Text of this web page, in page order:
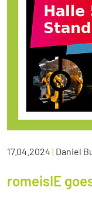
17.04.2024 | Daniel
romeisIE